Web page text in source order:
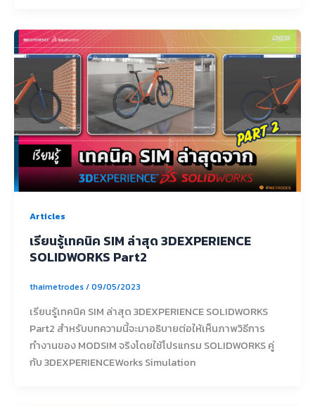
Articles
เรียนรู้เทคนิค SIM ล่าสุด 3DEXPERIENCE
SOLIDWORKS Part2
thaimetrodes/09/05/2023
เรียนรู้เทคนิค SIM ล่าสุด 3DEXPERIENCE SOLIDWORKS
Part2 สำหรับบทความนี้จะมาอธิบายต่อให้เห็นภาพวิธีการ
ทำงานของ MODSIM จริงโดยใช้โปรแกรม SOLIDWORKS คู่
กับ 3DEXPERIENCEWorks Simulation